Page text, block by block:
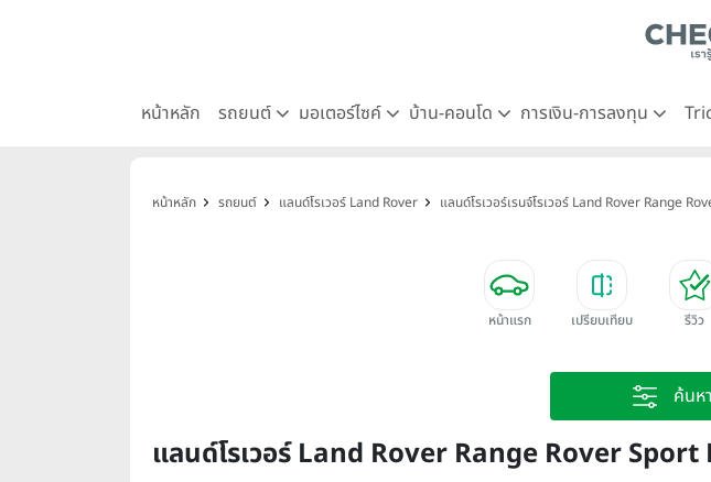
หน้าหลัก รถยนต์ มอเตอร์ไซค์ บ้าน-คอนโด การเงิน-การลงทุน
หน้าหลัก รถยนต์ แลนด์โรเวอร์ Land Rover แลนด์โรเวอร์เรนจ์โรเวอร์ Land Rover Range
หน้าแรก เปรียบเทียบ รีวิว
ค้นห
แลนด์โรเวอร์ Land Rover Range Rover